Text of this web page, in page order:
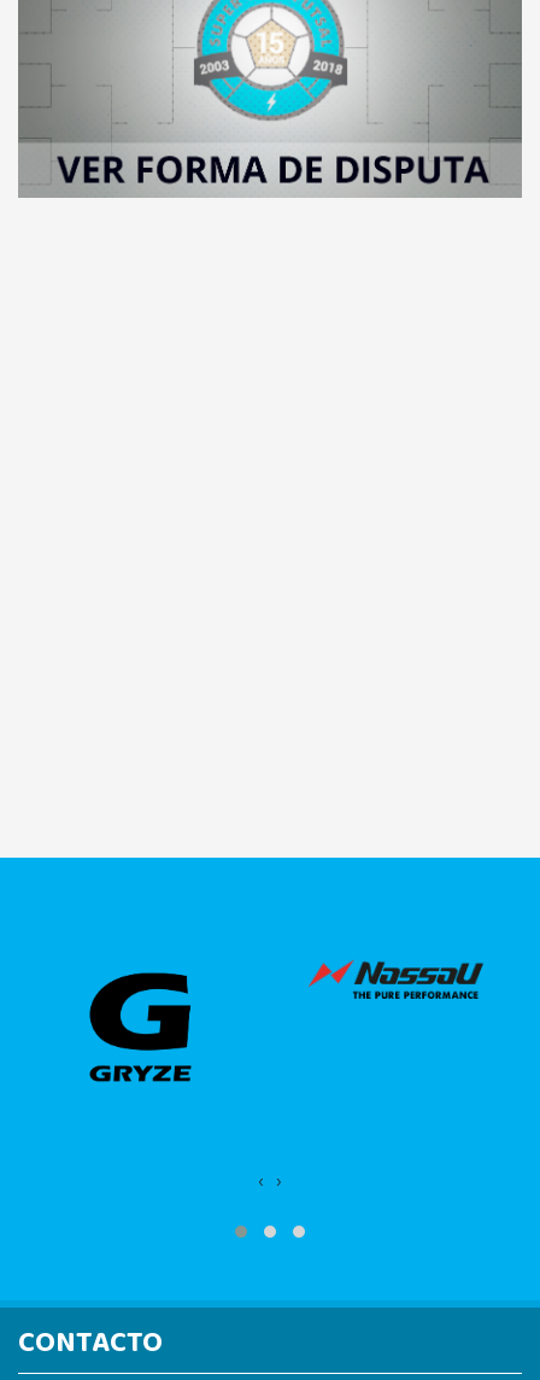
‹ ›
CONTACTO